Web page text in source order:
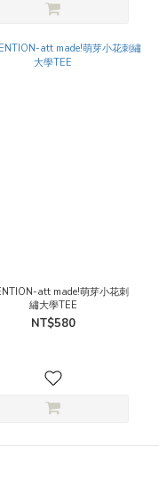
att made!萌芽小花刺
繡大學TEE
NT$580